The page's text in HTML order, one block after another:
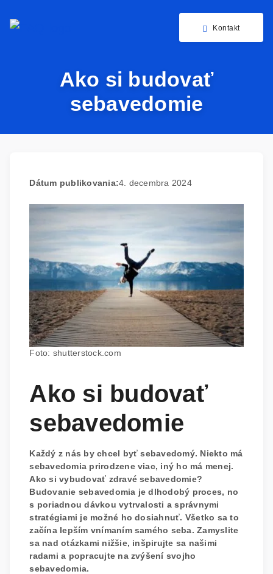
Kontakt
Ako si budovať
sebavedomie
Dátum publikovania:4. decembra 2024
Foto: shutterstock.com
Ako si budovať
sebavedomie
Každý z nás by chcel byť sebavedomý. Niekto má
sebavedomia prirodzene viac, iný ho má menej.
Ako si vybudovať zdravé sebavedomie?
Budovanie sebavedomia je dlhodobý proces, no
s poriadnou dávkou vytrvalosti a správnymi
stratégiami je možné ho dosiahnuť. Všetko sa to
začína lepším vnímaním samého seba. Zamyslite
sa nad otázkami nižšie, inšpirujte sa našimi
radami a popracujte na zvýšení svojho
sebavedomia.